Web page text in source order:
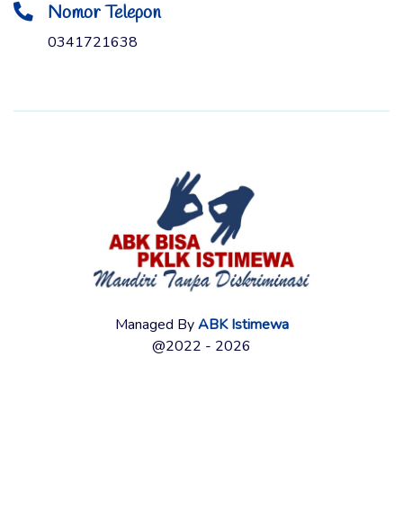
Nomor Telepon
0341721638
Managed ByABK Istimewa
@2022 - 2026